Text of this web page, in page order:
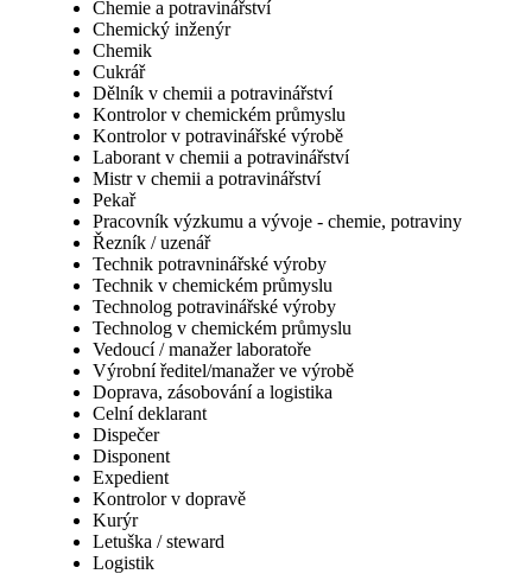
Chemie a potravinářství
Chemický inženýr
Chemik
Cukrář
Dělník v chemii a potravinářství
Kontrolor v chemickém průmyslu
Kontrolor v potravinářské výrobě
Laborant v chemii a potravinářství
Mistr v chemii a potravinářství
Pekař
Pracovník výzkumu a vývoje - chemie, potraviny
Řezník / uzenář
Technik potravninářské výroby
Technik v chemickém průmyslu
Technolog potravinářské výroby
Technolog v chemickém průmyslu
Vedoucí / manažer laboratoře
Výrobní ředitel/manažer ve výrobě
Doprava, zásobování a logistika
Celní deklarant
Dispečer
Disponent
Expedient
Kontrolor v dopravě
Kurýr
Letuška / steward
Logistik